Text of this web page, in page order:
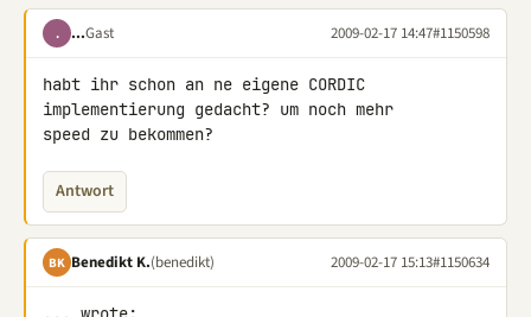
. ...Gast 2009-02-17 14:47#1150598
habt ihr schon an ne eigene CORDIC
implementierung gedacht? um noch mehr
speed zu bekommen?
Antwort
BK Benedikt K.(benedikt) 2009-02-17 15:13#1150634